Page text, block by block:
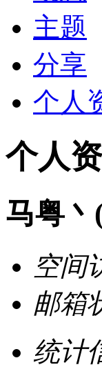
主题
分享
个人
个人
马粤丶
空间
邮箱
统计